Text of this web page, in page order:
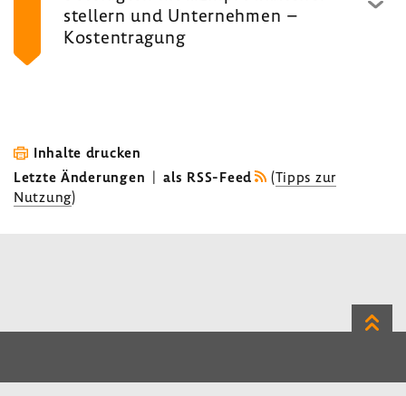
stel­lern und Unter­nehmen –
Kosten­tra­gung
Inhalte drucken
Letzte Änderungen | als RSS-Feed (Tipps zur
Nutzung)
Zum